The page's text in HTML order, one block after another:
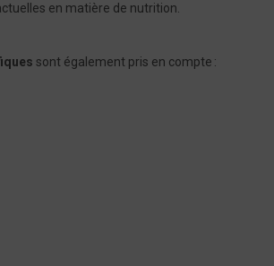
en matière de nutrition.
sont également pris en compte :